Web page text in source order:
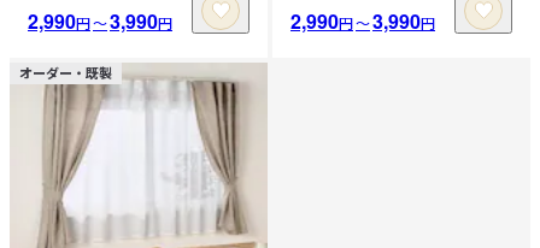
2,990円〜3,990円 2,990円〜3,990円
オーダー・既製